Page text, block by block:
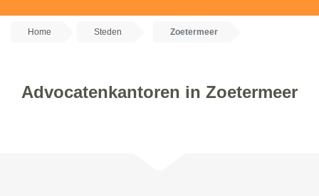
Home Steden Zoetermeer
Advocatenkantoren in Zoetermeer